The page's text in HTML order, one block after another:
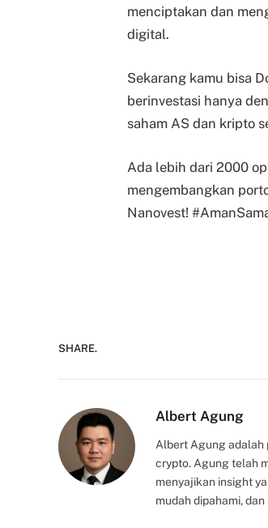
menciptakan dan
digital.
Sekarang kamu bisa
berinvestasi hanya
saham AS dan kripto
Ada lebih dari 2000
mengembangkan
Nanovest!
SHARE.
Albert Agung
Albert Agung adalah
crypto. Agung telah
menyajikan insight
mudah dipahami,